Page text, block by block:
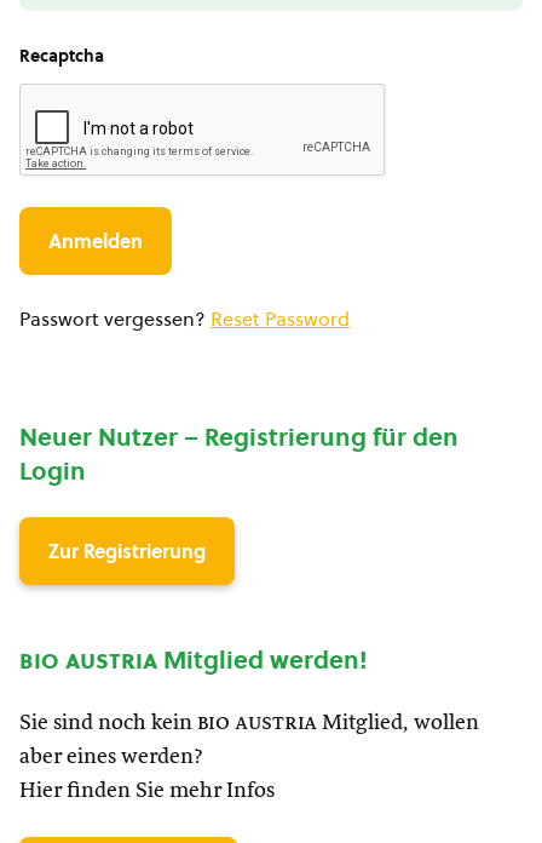
Recaptcha
Passwort vergessen? Reset Password
Neuer Nutzer – Registrierung für den
Login
Zur Registrierung
bio austria Mitglied werden!
Sie sind noch kein bio austria Mitglied, wollen
aber eines werden?
Hier finden Sie mehr Infos